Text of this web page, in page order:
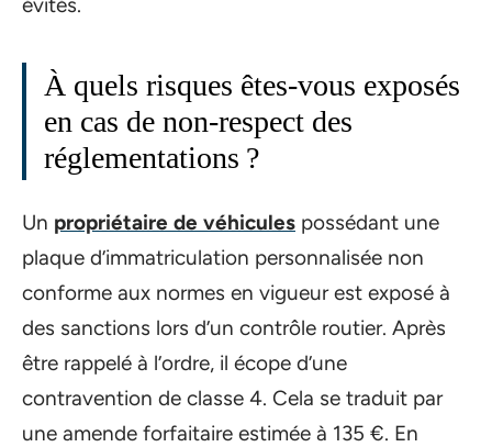
évités.
À quels risques êtes-vous exposés
en cas de non-respect des
réglementations ?
Un propriétaire de véhicules possédant une
plaque d’immatriculation personnalisée non
conforme aux normes en vigueur est exposé à
des sanctions lors d’un contrôle routier. Après
être rappelé à l’ordre, il écope d’une
contravention de classe 4. Cela se traduit par
une amende forfaitaire estimée à 135 €. En